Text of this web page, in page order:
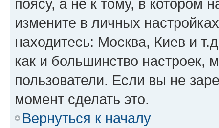
поясу, а не к тому, в котором
измените в личных
находитесь: Москва, Киев и
как и большинство настроек,
пользователи. Если вы не
момент сделать это.
Вернуться к началу